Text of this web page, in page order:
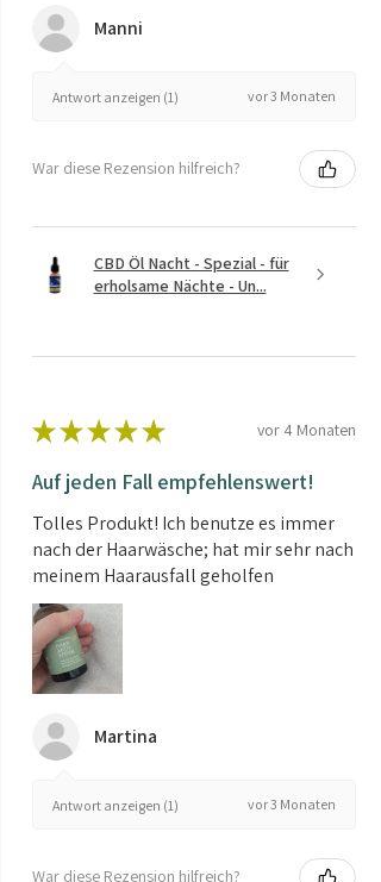
Manni
Antwort anzeigen (1) vor 3 Monaten
War diese Rezension hilfreich?
CBD Öl Nacht - Spezial - für
erholsame Nächte - Un...
★ ★ ★ ★ ★ vor 4 Monaten
Auf jeden Fall empfehlenswert!
Tolles Produkt! Ich benutze es immer
nach der Haarwäsche; hat mir sehr nach
meinem Haarausfall geholfen
Martina
Antwort anzeigen (1) vor 3 Monaten
War diese Rezension hilfreich?